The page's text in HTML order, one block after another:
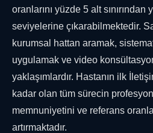
oranlarını yüzde 5 alt
seviyelerine çıkarabilmektedir.
kurumsal hattan aramak,
uygulamak ve video
yaklaşımlardır. Hastanın ilk
kadar olan tüm sürecin
memnuniyetini ve referans
artırmaktadır.